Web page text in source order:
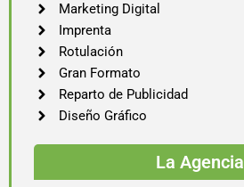
Marketing Digital
Imprenta
Rotulación
Gran Formato
Reparto de Publicidad
Diseño Gráfico
La Agencia